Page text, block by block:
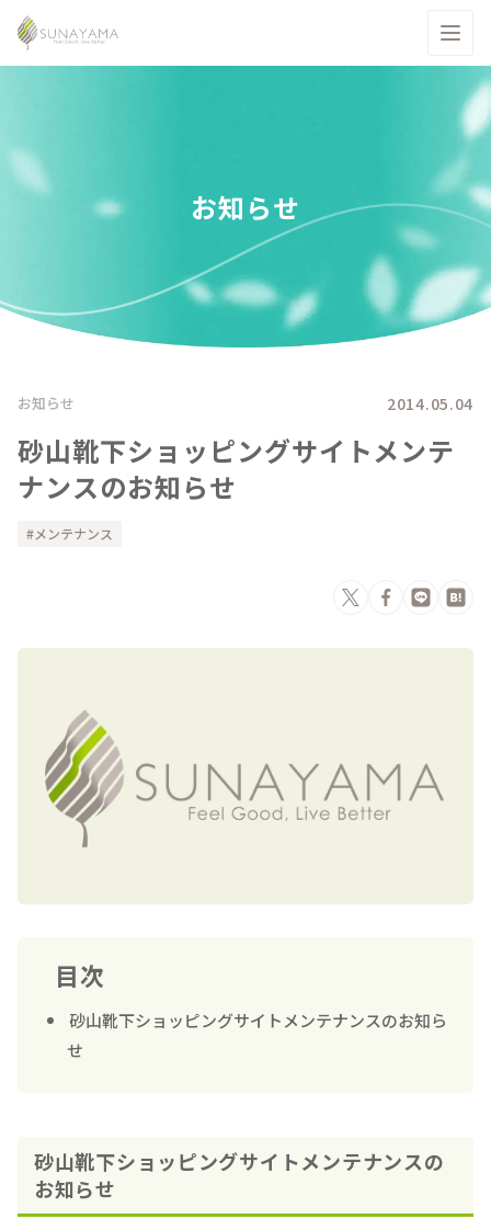
お知らせ
お知らせ 2014.05.04
砂山靴下ショッピングサイトメンテ
ナンスのお知らせ
メンテナンス
目次
砂山靴下ショッピングサイトメンテナンスのお知ら
せ
砂山靴下ショッピングサイトメンテナンスの
お知らせ